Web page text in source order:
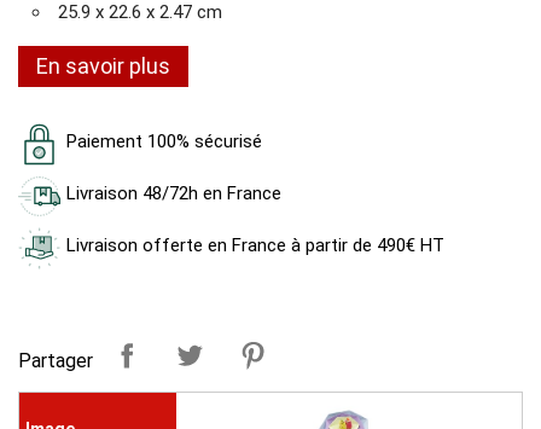
25.9 x 22.6 x 2.47 cm
En savoir plus
Paiement 100% sécurisé
Livraison 48/72h en France
Livraison offerte en France à partir de 490€ HT
Partager